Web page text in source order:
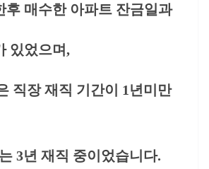
후 매수한 아파트 잔금일과
있었으며,
직장 재직 기간이 1년미만
3년 재직 중이었습니다.